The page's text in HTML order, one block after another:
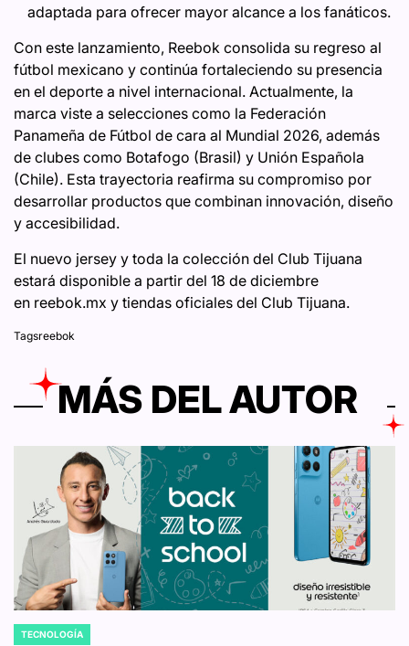
adaptada para ofrecer mayor alcance a los fanáticos.
Con este lanzamiento, Reebok consolida su regreso al
fútbol mexicano y continúa fortaleciendo su presencia
en el deporte a nivel internacional. Actualmente, la
marca viste a selecciones como la Federación
Panameña de Fútbol de cara al Mundial 2026, además
de clubes como Botafogo (Brasil) y Unión Española
(Chile). Esta trayectoria reafirma su compromiso por
desarrollar productos que combinan innovación, diseño
y accesibilidad.
El nuevo jersey y toda la colección del Club Tijuana
estará disponible a partir del 18 de diciembre
en reebok.mx y tiendas oficiales del Club Tijuana.
Tagsreebok
MÁS DEL AUTOR
POSTED
TECNOLOGÍA